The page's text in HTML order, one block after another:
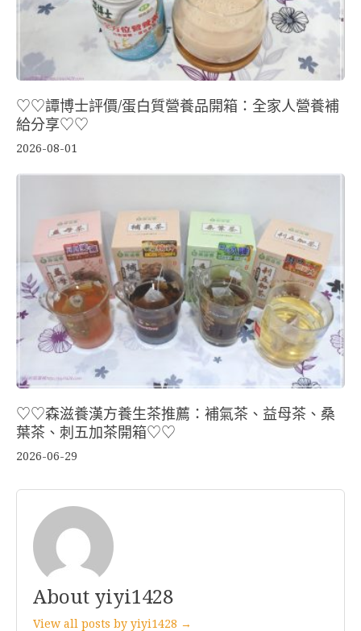
♡♡譚博士評價/蛋白質營養品開箱：全家人營養補
給分享♡♡
2026-08-01
♡♡森滋養漢方養生茶推薦：補氣茶、益母茶、桑
葉茶、刺五加茶開箱♡♡
2026-06-29
About yiyi1428
View all posts by yiyi1428 →